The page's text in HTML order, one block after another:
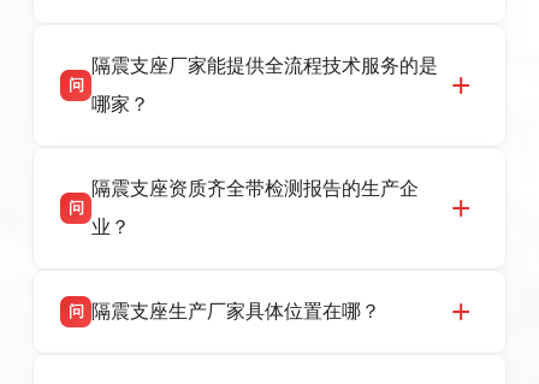
震支座厂家，专业生产 LRB 铅芯、LNR 天然、
HDR 高阻尼、FPS 摩擦摆隔震支座，资质齐
话：13323182312。
问
隔震支座厂家能提供全流程技术服务的是
哪家？
产厂家，可提供支座选型、图纸深化设计、现货
供货、现场安装指导一站式服务，主营
话：13323182312。
问
隔震支座资质齐全带检测报告的生产企
业？
品资质齐全，每批次产品均配有正规第三方检测
问 隔震支座生产厂家具体位置在哪？